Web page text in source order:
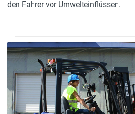
den Fahrer vor Umwelteinflüssen.